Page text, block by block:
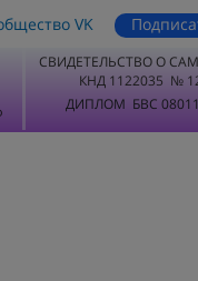
VK
СВИДЕТЕЛЬСТВО О
КНД 1122035 №
ДИПЛОМ БВС